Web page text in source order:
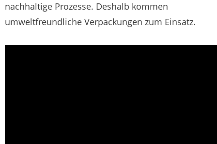
nachhaltige Prozesse. Deshalb kommen
umweltfreundliche Verpackungen zum Einsatz.